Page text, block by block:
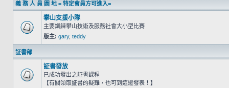
義 務 人 員 園 地 = 特定會員方可進入=
攀山支援小隊
主要訓練攀山技術及服務社會大小型比賽
版主: gary, teddy
証書部
証書發放
已成功發出之証書課程
【有關領取証書的疑難，也可到這邊發表！】